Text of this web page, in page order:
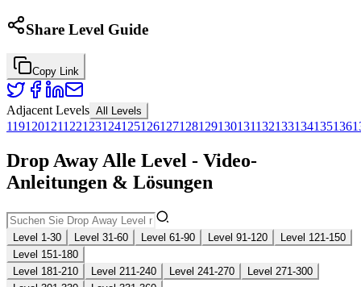
Share Level Guide
Copy Link
Adjacent Levels All Levels
119120121122123124125126127128129130131132133134135136
Drop Away Alle Level - Video-
Anleitungen & Lösungen
Level 1-30 Level 31-60 Level 61-90 Level 91-120
Level 121-150
Level 151-180
Level 181-210
Level 211-240 Level 241-270
Level 271-300